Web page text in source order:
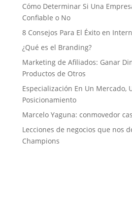
Cómo Determinar Si Una
Confiable o No
8 Consejos Para El Éxito en
¿Qué es el Branding?
Marketing de Afiliados: Ganar
Productos de Otros
Especialización En Un Mercado,
Posicionamiento
Marcelo Yaguna: conmovedor
Lecciones de negocios que nos
Champions